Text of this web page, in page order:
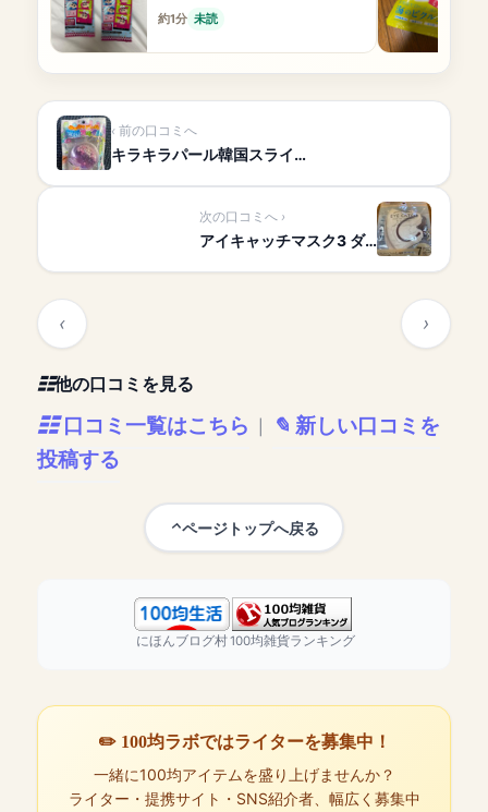
可愛い
約1分 未読
前の口コミへ
キラキラパール韓国スライ…
次の口コミへ
アイキャッチマスク3 ダ…
他の口コミを見る
口コミ一覧はこちら
新しい口コミを
投稿する
ページトップへ戻る
にほんブログ村100均雑貨ランキング
✏️ 100均ラボではライターを募集中！
一緒に100均アイテムを盛り上げませんか？
ライター・提携サイト・SNS紹介者、幅広く募集中